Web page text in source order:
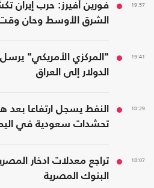
19:57
فورين أفيرز: حرب إيران
الشرق الأوسط وحان
19:41
"المركزي الأمريكي"
الدولار إلى العراق
18:29
النفط يسجل ارتفاعا
تحشدات سعودية في
18:07
تراجع معدلات ادخار
البنوك المصرية